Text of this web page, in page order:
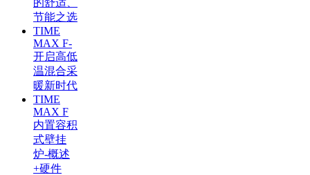
节能之选
TIME
MAX F-
开启高低
温混合采
暖新时代
TIME
MAX F
内置容积
式壁挂
炉-概述
+硬件